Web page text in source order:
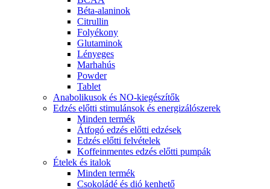
Béta-alaninok
Citrullin
Folyékony
Glutaminok
Lényeges
Marhahús
Powder
Tablet
Anabolikusok és NO-kiegészítők
Edzés előtti stimulánsok és energizálószerek
Minden termék
Átfogó edzés előtti edzések
Edzés előtti felvételek
Koffeinmentes edzés előtti pumpák
Ételek és italok
Minden termék
Csokoládé és dió kenhető